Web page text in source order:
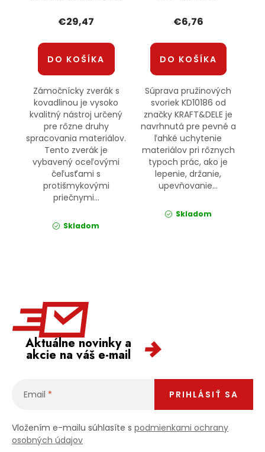
€29,47
DO KOŠÍKA
Zámočnícky zverák s
kovadlinou je vysoko
kvalitný nástroj určený
pre rôzne druhy
spracovania materiálov.
Tento zverák je
vybavený oceľovými
čeľusťami s
protišmykovými
priečnymi...
Skladom
€6,76
DO KOŠÍKA
Súprava pružinových
svoriek KD10186 od
značky KRAFT&DELE je
navrhnutá pre pevné a
ľahké uchytenie
materiálov pri rôznych
typoch prác, ako je
lepenie, držanie,
upevňovanie...
Skladom
Aktuálne novinky a
akcie na váš e-mail
Email
Vložením e-mailu súhlasíte s podmienkami ochrany
osobných údajov
PRIHLÁSIŤ SA